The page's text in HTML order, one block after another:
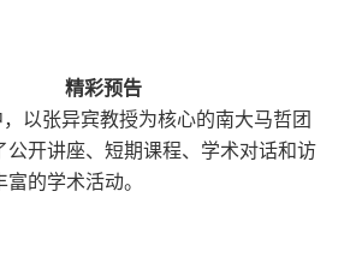
精彩预告
以张异宾教授为核心的南大马哲团
公开讲座、短期课程、学术对话和访
的学术活动。